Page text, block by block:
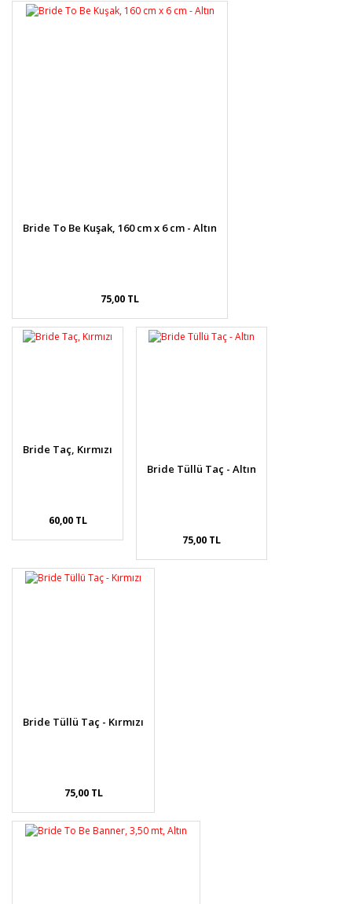
Bride To Be Kuşak, 160 cm x 6 cm - Altın
75,00 TL
Bride Taç, Kırmızı
60,00 TL
Bride Tüllü Taç - Altın
75,00 TL
Bride Tüllü Taç - Kırmızı
75,00 TL